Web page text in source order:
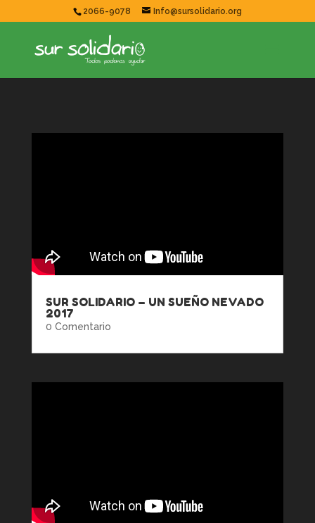
2066-9078 Info@sursolidario.org
SUR SOLIDARIO – UN SUEÑO NEVADO
2017
0 Comentario